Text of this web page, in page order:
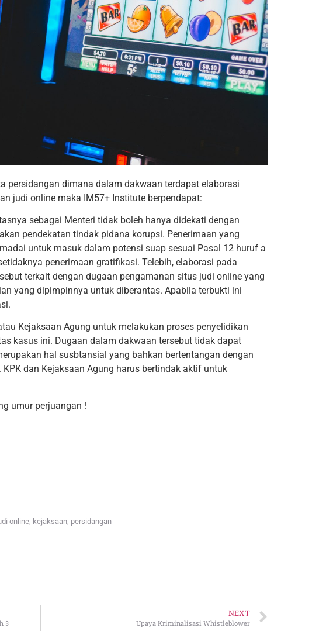
persidangan dimana dalam dakwaan terdapat elaborasi
judi online maka IM57+ Institute berpendapat:
sebagai Menteri tidak boleh hanya didekati dengan
pendekatan tindak pidana korupsi. Penerimaan yang
untuk masuk dalam potensi suap sesuai Pasal 12 huruf a
penerimaan gratifikasi. Telebih, elaborasi pada
terkait dengan dugaan pengamanan situs judi online yang
yang dipimpinnya untuk diberantas. Apabila terbukti ini
Kejaksaan Agung untuk melakukan proses penyelidikan
kasus ini. Dugaan dalam dakwaan tersebut tidak dapat
hal susbtansial yang bahkan bertentangan dengan
dan Kejaksaan Agung harus bertindak aktif untuk
umur perjuangan !
online, kejaksaan, persidangan
3
NEXT
Upaya Kriminalisasi Whistleblower